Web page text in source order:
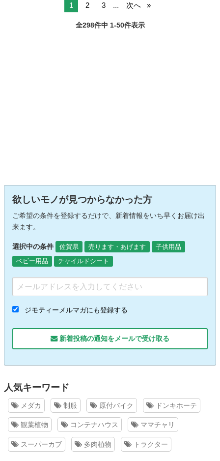
1 2 3 ... 次へ
全298件中 1-50件表示
欲しいモノが見つからなかった方
ご希望の条件を登録するだけで、新着情報をいち早くお届け出
来ます。
選択中の条件 佐賀県 売ります・あげます
子供用品
ベビー用品
チャイルドシート
ジモティーメルマガにも登録する
新着投稿の通知をメールで受け取る
人気キーワード
メダカ 制服 原付バイク ドンキホーテ
観葉植物 コンテナハウス ママチャリ
スーパーカブ 多肉植物 トラクター